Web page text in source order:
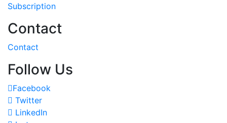
Subscription
Contact
Contact
Follow Us
Facebook
Twitter
LinkedIn